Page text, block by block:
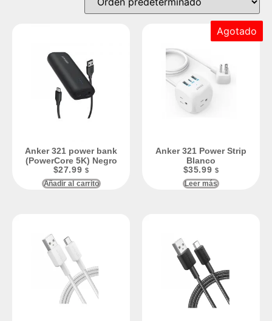
Anker 321 power bank
(PowerCore 5K) Negro
$27.99 $
Añadir al carrito
Agotado
Anker 321 Power Strip
Blanco
$35.99 $
Leer más